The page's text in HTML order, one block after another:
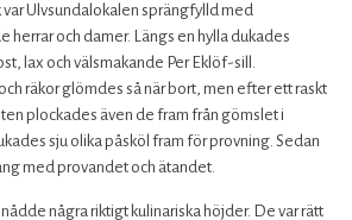
var Ulvsundalokalen sprängfylld med
herrar och damer. Längs en hylla dukades
lax och välsmakande Per Eklöf-sill.
räkor glömdes så när bort, men efter ett raskt
plockades även de fram från gömslet i
sju olika påsköl fram för provning. Sedan
med provandet och ätandet.
några riktigt kulinariska höjder. De var rätt